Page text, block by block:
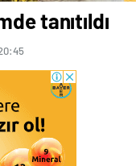
tanıtıldı